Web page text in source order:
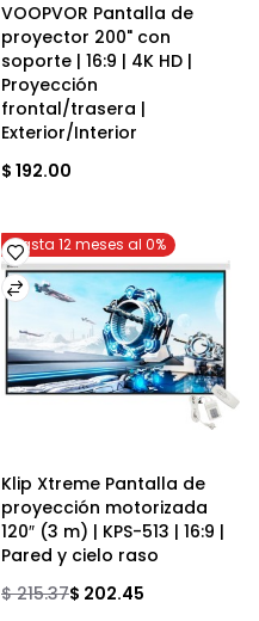
VOOPVOR Pantalla de
proyector 200" con
soporte | 16:9 | 4K HD |
Proyección
frontal/trasera |
Exterior/Interior
$ 192.00
Hasta 12 meses al 0%
Klip Xtreme Pantalla de
proyección motorizada
120″ (3 m) | KPS-513 | 16:9 |
Pared y cielo raso
$ 215.37$ 202.45